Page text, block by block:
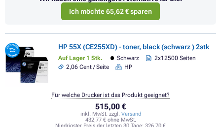
Ich möchte 65,62 € sparen
HP 55X (CE255XD) - toner, black (schwarz ) 2stk
Auf Lager 1 Stk. Schwarz
2x12500 Seiten
2,06 Cent / Seite
HP
515,00 €
inkl. MwSt. zzgl. Versand
432,77 € ohne MwSt.
Niedrigster Preis der letzten 30 Tage: 326,70 €
Für welche Drucker ist das Produkt geeignet?